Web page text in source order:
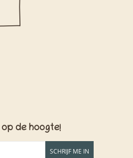
de hoogte!
SCHRIJF ME IN